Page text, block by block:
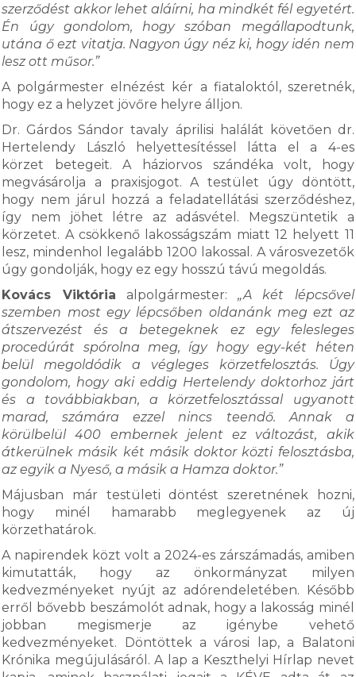
szerződést akkor lehet aláírni, ha mindkét fél egyetért.
Én úgy gondolom, hogy szóban megállapodtunk,
utána ő ezt vitatja. Nagyon úgy néz ki, hogy idén nem
lesz ott műsor.”
A polgármester elnézést kér a fiataloktól, szeretnék,
hogy ez a helyzet jövőre helyre álljon.
Dr. Gárdos Sándor tavaly áprilisi halálát követően dr.
Hertelendy László helyettesítéssel látta el a 4-es
körzet betegeit. A háziorvos szándéka volt, hogy
megvásárolja a praxisjogot. A testület úgy döntött,
hogy nem járul hozzá a feladatellátási szerződéshez,
így nem jöhet létre az adásvétel. Megszüntetik a
körzetet. A csökkenő lakosságszám miatt 12 helyett 11
lesz, mindenhol legalább 1200 lakossal. A városvezetők
úgy gondolják, hogy ez egy hosszú távú megoldás.
Kovács Viktória alpolgármester:„A két lépcsővel
szemben most egy lépcsőben oldanánk meg ezt az
átszervezést és a betegeknek ez egy felesleges
procedúrát spórolna meg, így hogy egy-két héten
belül megoldódik a végleges körzetfelosztás. Úgy
gondolom, hogy aki eddig Hertelendy doktorhoz járt
és a továbbiakban, a körzetfelosztással ugyanott
marad, számára ezzel nincs teendő. Annak a
körülbelül 400 embernek jelent ez változást, akik
átkerülnek másik két másik doktor közti felosztásba,
az egyik a Nyeső, a másik a Hamza doktor.”
Májusban már testületi döntést szeretnének hozni,
hogy minél hamarabb meglegyenek az új
körzethatárok.
A napirendek közt volt a 2024-es zárszámadás, amiben
kimutatták, hogy az önkormányzat milyen
kedvezményeket nyújt az adórendeletében. Később
erről bővebb beszámolót adnak, hogy a lakosság minél
jobban megismerje az igénybe vehető
kedvezményeket. Döntöttek a városi lap, a Balatoni
Krónika megújulásáról. A lap a Keszthelyi Hírlap nevet